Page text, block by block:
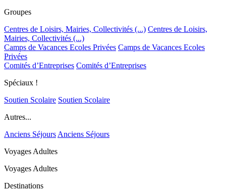
Groupes
Centres de Loisirs, Mairies, Collectivités (...) Centres de Loisirs,
Mairies, Collectivités (...)
Camps de Vacances Ecoles Privées Camps de Vacances Ecoles
Privées
Comités d’Entreprises Comités d’Entreprises
Spéciaux !
Soutien Scolaire Soutien Scolaire
Autres...
Anciens SéjoursAnciens Séjours
Voyages Adultes
Voyages Adultes
Destinations